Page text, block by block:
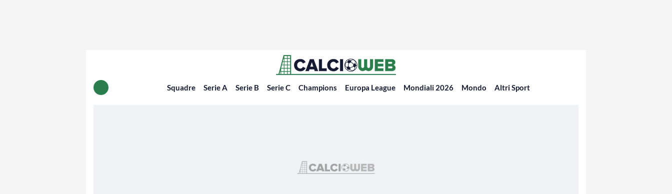
Squadre Serie A Serie B Serie C Champions Europa League Mondiali 2026 Mondo Altri Sport